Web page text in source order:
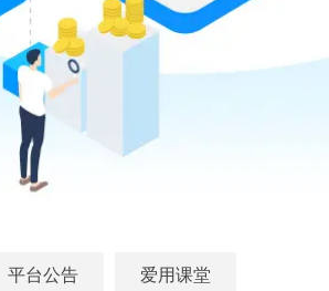
平台公告 爱用课堂